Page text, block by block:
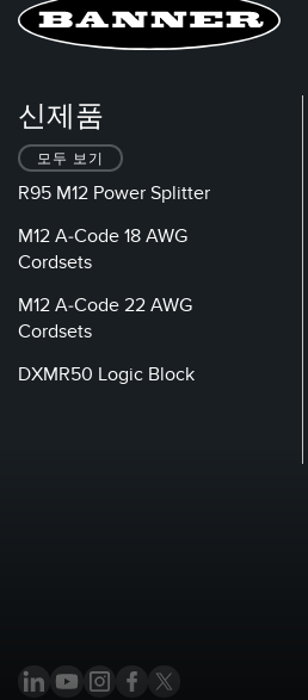
신제품
모두 보기
R95 M12 Power Splitter
M12 A-Code 18 AWG
Cordsets
M12 A-Code 22 AWG
Cordsets
DXMR50 Logic Block